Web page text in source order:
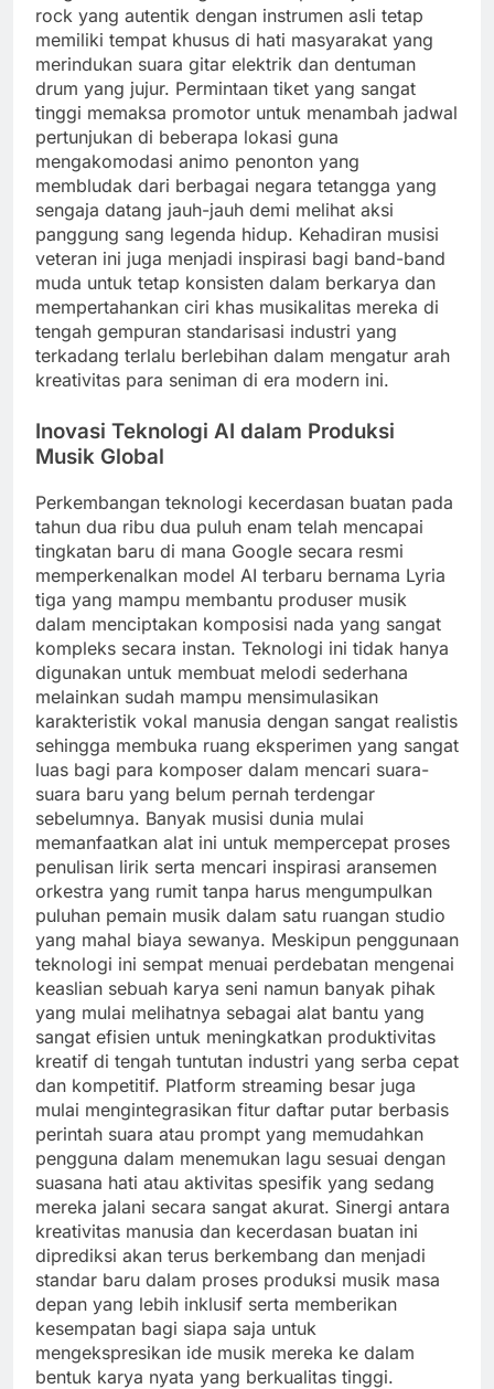
rock yang autentik dengan instrumen asli tetap
memiliki tempat khusus di hati masyarakat yang
merindukan suara gitar elektrik dan dentuman
drum yang jujur. Permintaan tiket yang sangat
tinggi memaksa promotor untuk menambah jadwal
pertunjukan di beberapa lokasi guna
mengakomodasi animo penonton yang
membludak dari berbagai negara tetangga yang
sengaja datang jauh-jauh demi melihat aksi
panggung sang legenda hidup. Kehadiran musisi
veteran ini juga menjadi inspirasi bagi band-band
muda untuk tetap konsisten dalam berkarya dan
mempertahankan ciri khas musikalitas mereka di
tengah gempuran standarisasi industri yang
terkadang terlalu berlebihan dalam mengatur arah
kreativitas para seniman di era modern ini.
Inovasi Teknologi AI dalam Produksi
Musik Global
Perkembangan teknologi kecerdasan buatan pada
tahun dua ribu dua puluh enam telah mencapai
tingkatan baru di mana Google secara resmi
memperkenalkan model AI terbaru bernama Lyria
tiga yang mampu membantu produser musik
dalam menciptakan komposisi nada yang sangat
kompleks secara instan. Teknologi ini tidak hanya
digunakan untuk membuat melodi sederhana
melainkan sudah mampu mensimulasikan
karakteristik vokal manusia dengan sangat realistis
sehingga membuka ruang eksperimen yang sangat
luas bagi para komposer dalam mencari suara-
suara baru yang belum pernah terdengar
sebelumnya. Banyak musisi dunia mulai
memanfaatkan alat ini untuk mempercepat proses
penulisan lirik serta mencari inspirasi aransemen
orkestra yang rumit tanpa harus mengumpulkan
puluhan pemain musik dalam satu ruangan studio
yang mahal biaya sewanya. Meskipun penggunaan
teknologi ini sempat menuai perdebatan mengenai
keaslian sebuah karya seni namun banyak pihak
yang mulai melihatnya sebagai alat bantu yang
sangat efisien untuk meningkatkan produktivitas
kreatif di tengah tuntutan industri yang serba cepat
dan kompetitif. Platform streaming besar juga
mulai mengintegrasikan fitur daftar putar berbasis
perintah suara atau prompt yang memudahkan
pengguna dalam menemukan lagu sesuai dengan
suasana hati atau aktivitas spesifik yang sedang
mereka jalani secara sangat akurat. Sinergi antara
kreativitas manusia dan kecerdasan buatan ini
diprediksi akan terus berkembang dan menjadi
standar baru dalam proses produksi musik masa
depan yang lebih inklusif serta memberikan
kesempatan bagi siapa saja untuk
mengekspresikan ide musik mereka ke dalam
bentuk karya nyata yang berkualitas tinggi.